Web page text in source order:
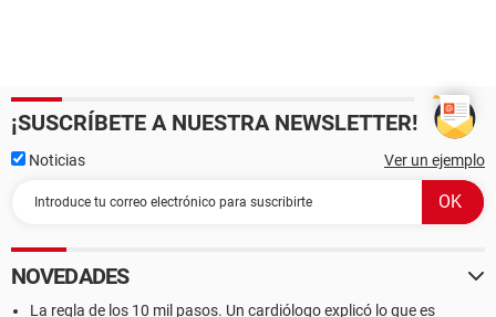
¡SUSCRÍBETE A NUESTRA NEWSLETTER!
Noticias Ver un ejemplo
NOVEDADES
La regla de los 10 mil pasos. Un cardiólogo explicó lo que es